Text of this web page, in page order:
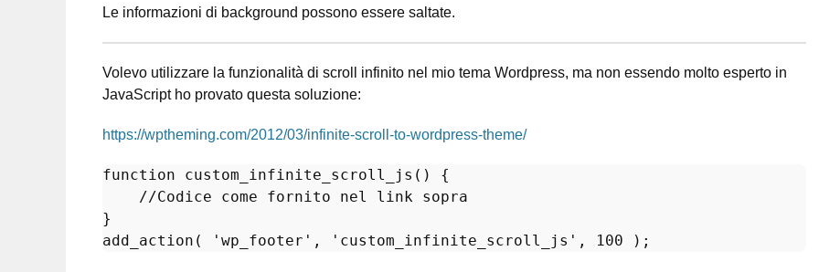
Le informazioni di background possono essere saltate.
Volevo utilizzare la funzionalità di scroll infinito nel mio tema Wordpress, ma non essendo molto esperto in
JavaScript ho provato questa soluzione:
https://wptheming.com/2012/03/infinite-scroll-to-wordpress-theme/
function custom_infinite_scroll_js ( ) {
//Codice come fornito nel link sopra
add_action ( 'wp_footer' , 'custom_infinite_scroll_js' , 100